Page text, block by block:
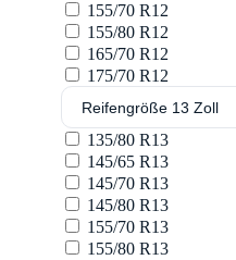
155/70 R12
155/80 R12
165/70 R12
175/70 R12
Reifengröße 13 Zoll
135/80 R13
145/65 R13
145/70 R13
145/80 R13
155/70 R13
155/80 R13